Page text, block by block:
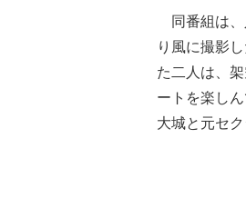
同番組は、
り風に撮影
た二人は、
ートを楽し
大城と元セク